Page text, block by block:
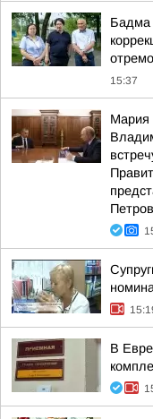
Бадма
15:37
Мария
В